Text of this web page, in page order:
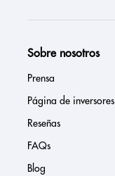
Sobre nosotros
Prensa
Página de inversores
Reseñas
FAQs
Blog